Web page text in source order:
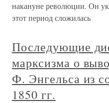
накануне революции. Он
этот период сложилась
Последующие
марксизма о
Ф. Энгельса из
1850 гг.